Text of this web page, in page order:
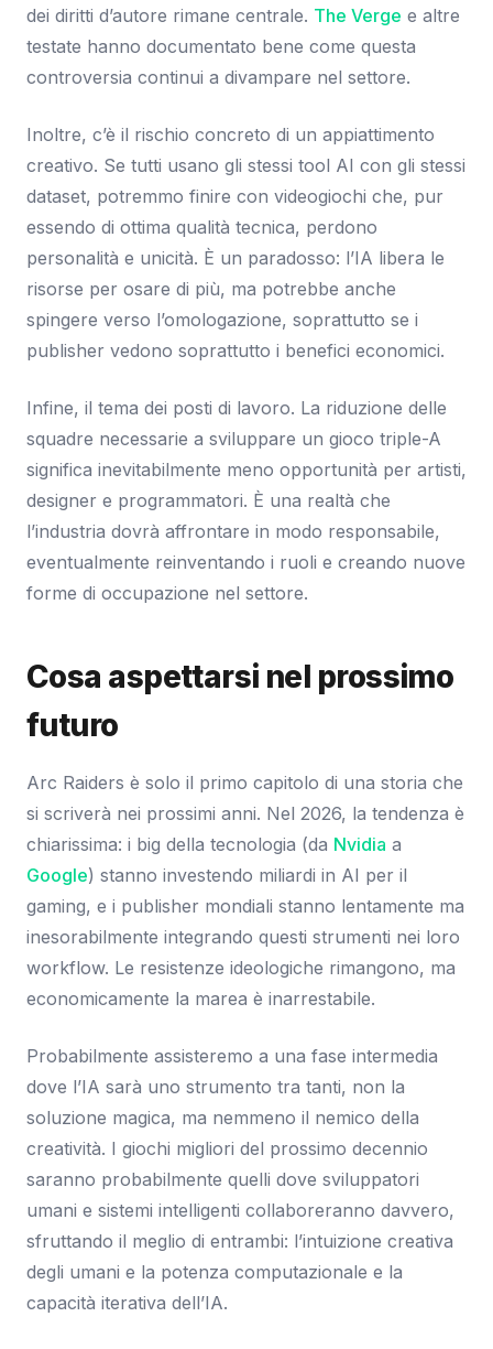
dei diritti d’autore rimane centrale. The Verge e altre
testate hanno documentato bene come questa
controversia continui a divampare nel settore.
Inoltre, c’è il rischio concreto di un appiattimento
creativo. Se tutti usano gli stessi tool AI con gli stessi
dataset, potremmo finire con videogiochi che, pur
essendo di ottima qualità tecnica, perdono
personalità e unicità. È un paradosso: l’IA libera le
risorse per osare di più, ma potrebbe anche
spingere verso l’omologazione, soprattutto se i
publisher vedono soprattutto i benefici economici.
Infine, il tema dei posti di lavoro. La riduzione delle
squadre necessarie a sviluppare un gioco triple-A
significa inevitabilmente meno opportunità per artisti,
designer e programmatori. È una realtà che
l’industria dovrà affrontare in modo responsabile,
eventualmente reinventando i ruoli e creando nuove
forme di occupazione nel settore.
Cosa aspettarsi nel prossimo
futuro
Arc Raiders è solo il primo capitolo di una storia che
si scriverà nei prossimi anni. Nel 2026, la tendenza è
chiarissima: i big della tecnologia (da Nvidia a
Google) stanno investendo miliardi in AI per il
gaming, e i publisher mondiali stanno lentamente ma
inesorabilmente integrando questi strumenti nei loro
workflow. Le resistenze ideologiche rimangono, ma
economicamente la marea è inarrestabile.
Probabilmente assisteremo a una fase intermedia
dove l’IA sarà uno strumento tra tanti, non la
soluzione magica, ma nemmeno il nemico della
creatività. I giochi migliori del prossimo decennio
saranno probabilmente quelli dove sviluppatori
umani e sistemi intelligenti collaboreranno davvero,
sfruttando il meglio di entrambi: l’intuizione creativa
degli umani e la potenza computazionale e la
capacità iterativa dell’IA.